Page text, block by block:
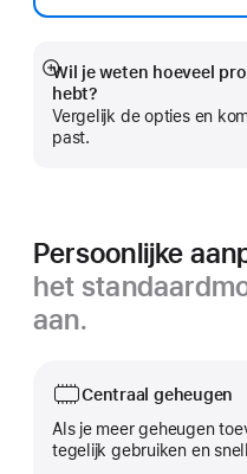
Wil je weten hoeveel
hebt?
Vergelijk de opties en
past.
Meer
Persoonlijke
het
aan.
Centraal geheugen
Als je meer geheugen
tegelijk gebruiken en